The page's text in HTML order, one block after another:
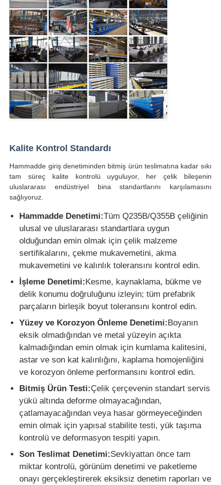
Kalite Kontrol Standardı
Hammadde giriş denetiminden bitmiş ürün teslimatına kadar sıkı
tam süreç kalite kontrolü uyguluyor, her çelik bileşenin
uluslararası endüstriyel bina standartlarını karşılamasını
sağlıyoruz.
Hammadde Denetimi:Tüm Q235B/Q355B çeliğinin
ulusal ve uluslararası standartlara uygun
olduğundan emin olmak için çelik malzeme
sertifikalarını, çekme mukavemetini, akma
mukavemetini ve kalınlık toleransını kontrol edin.
İşleme Denetimi: Kesme, kaynaklama, bükme ve
delik konumu doğruluğunu izleyin; tüm prefabrik
parçaların birleşik boyut toleransını kontrol edin.
Yüzey ve Korozyon Önleme Denetimi: Boyanın
eksik olmadığından ve metal yüzeyin açıkta
kalmadığından emin olmak için kumlama kalitesini,
astar ve son kat kalınlığını, kaplama homojenliğini
ve korozyon önleme performansını kontrol edin.
Bitmiş Ürün Testi:Çelik çerçevenin standart servis
yükü altında deforme olmayacağından,
çatlamayacağından veya hasar görmeyeceğinden
emin olmak için yapısal stabilite testi, yük taşıma
kontrolü ve deformasyon tespiti yapın.
Son Teslimat Denetimi:Sevkiyattan önce tam
miktar kontrolü, görünüm denetimi ve paketleme
onayı gerçekleştirerek eksiksiz denetim raporları ve